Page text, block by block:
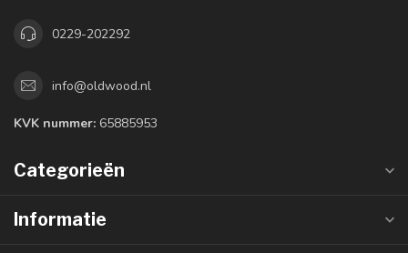
0229-202292
info@oldwood.nl
KVK nummer: 65885953
Categorieën
Informatie